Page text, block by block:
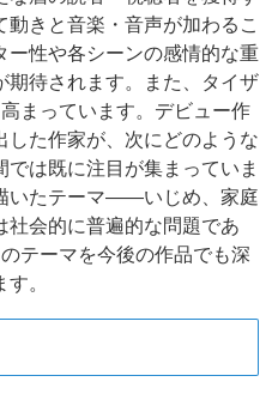
きと音楽・音声が加わるこ
ー性や各シーンの感情的な重
期待されます。また、タイザ
まっています。デビュー作
した作家が、次にどのような
は既に注目が集まっていま
いたテーマ——いじめ、家庭
会的に普遍的な問題であ
テーマを今後の作品でも深
。